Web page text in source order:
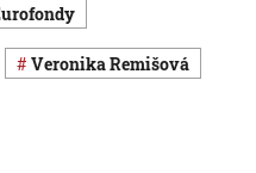
eurofondy
Veronika Remišová